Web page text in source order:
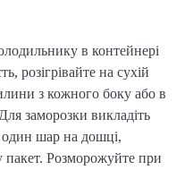
в контейнері
розігрівайте на сухій
з кожного боку або в
заморозки викладіть
один шар на дошці,
пакет. Розморожуйте при